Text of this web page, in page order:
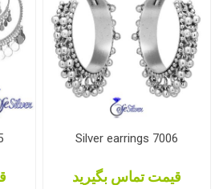
Silver earrings 7006
قیمت تماس بگیرید